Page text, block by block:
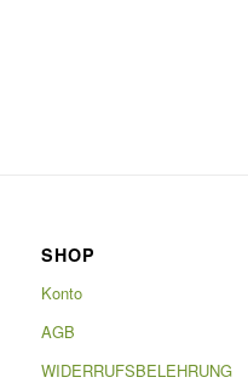
SHOP
Konto
AGB
WIDERRUFSBELEHRUNG